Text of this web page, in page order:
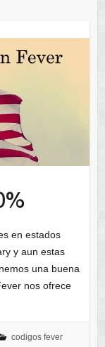
en estados
y aun estas
una buena
nos ofrece
codigos fever